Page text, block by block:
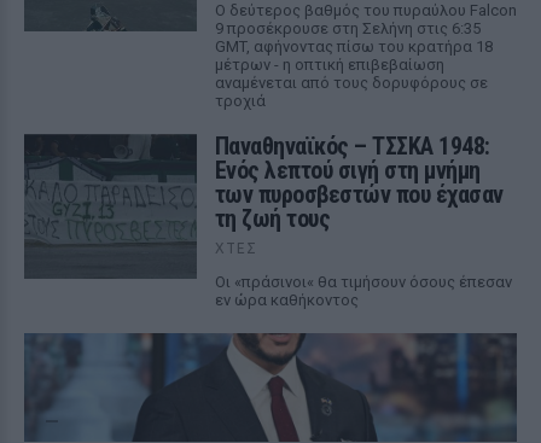
Ο δεύτερος βαθμός του πυραύλου Falcon
9 προσέκρουσε στη Σελήνη στις 6:35
GMT, αφήνοντας πίσω του κρατήρα 18
μέτρων - η οπτική επιβεβαίωση
αναμένεται από τους δορυφόρους σε
τροχιά
Παναθηναϊκός – ΤΣΣΚΑ 1948:
Ενός λεπτού σιγή στη μνήμη
των πυροσβεστών που έχασαν
τη ζωή τους
ΧΤΕΣ
Οι «πράσινοι« θα τιμήσουν όσους έπεσαν
εν ώρα καθήκοντος